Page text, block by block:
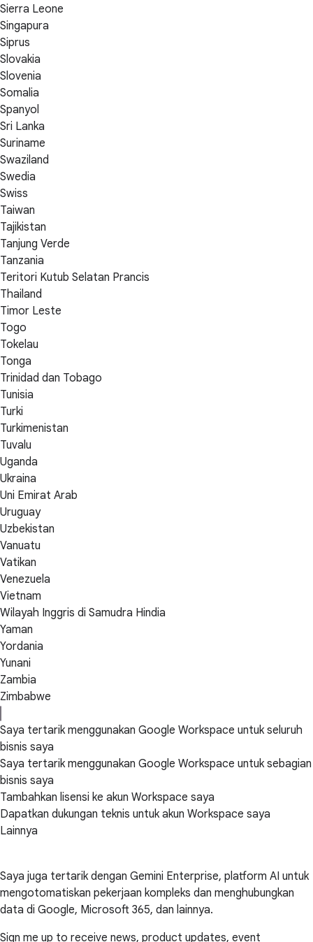
Sierra Leone
Singapura
Siprus
Slovakia
Slovenia
Somalia
Spanyol
Sri Lanka
Suriname
Swaziland
Swedia
Swiss
Taiwan
Tajikistan
Tanjung Verde
Tanzania
Teritori Kutub Selatan Prancis
Thailand
Timor Leste
Togo
Tokelau
Tonga
Trinidad dan Tobago
Tunisia
Turki
Turkimenistan
Tuvalu
Uganda
Ukraina
Uni Emirat Arab
Uruguay
Uzbekistan
Vanuatu
Vatikan
Venezuela
Vietnam
Wilayah Inggris di Samudra Hindia
Yaman
Yordania
Yunani
Zambia
Zimbabwe
Saya tertarik menggunakan Google Workspace untuk seluruh
bisnis saya
Saya tertarik menggunakan Google Workspace untuk sebagian
bisnis saya
Tambahkan lisensi ke akun Workspace saya
Dapatkan dukungan teknis untuk akun Workspace saya
Lainnya
Saya juga tertarik dengan Gemini Enterprise, platform AI untuk
mengotomatiskan pekerjaan kompleks dan menghubungkan
data di Google, Microsoft 365, dan lainnya.
Sign me up to receive news, product updates, event